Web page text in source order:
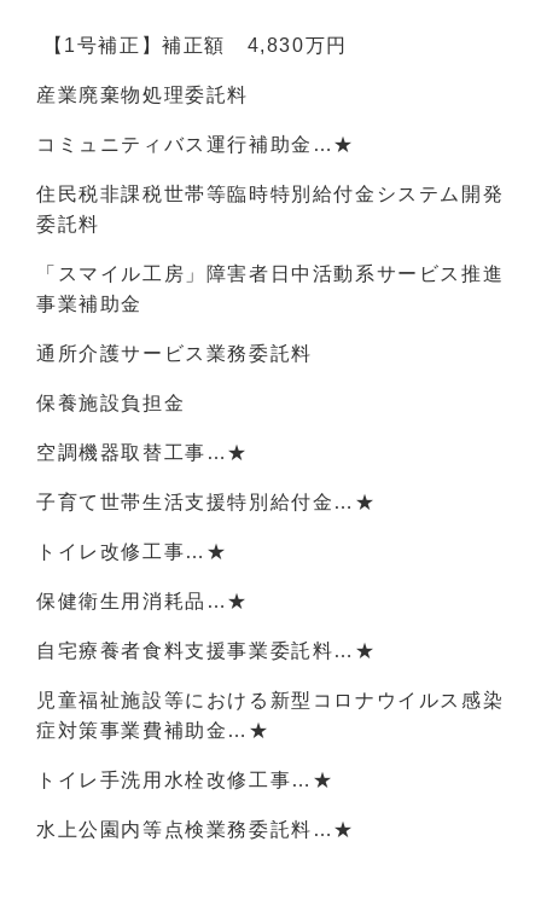
【1号補正】補正額 4,830万円
産業廃棄物処理委託料
コミュニティバス運行補助金…★
住民税非課税世帯等臨時特別給付金システム開発
委託料
「スマイル工房」障害者日中活動系サービス推進
事業補助金
通所介護サービス業務委託料
保養施設負担金
空調機器取替工事…★
子育て世帯生活支援特別給付金…★
トイレ改修工事…★
保健衛生用消耗品…★
自宅療養者食料支援事業委託料…★
児童福祉施設等における新型コロナウイルス感染
症対策事業費補助金…★
トイレ手洗用水栓改修工事…★
水上公園内等点検業務委託料…★